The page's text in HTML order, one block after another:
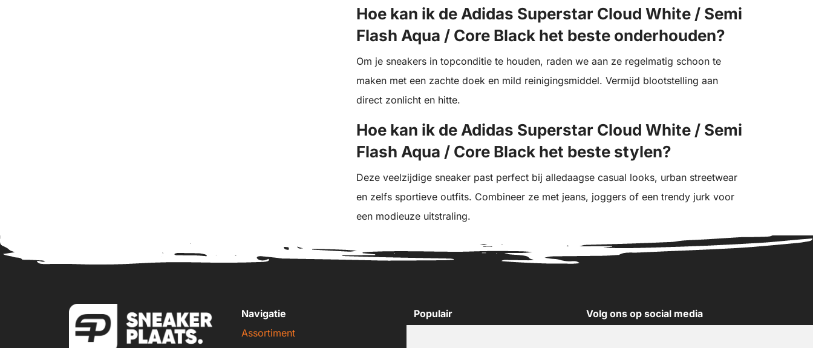
Hoe kan ik de Adidas Superstar Cloud White / Semi
Flash Aqua / Core Black het beste onderhouden?
Om je sneakers in topconditie te houden, raden we aan ze regelmatig schoon te
maken met een zachte doek en mild reinigingsmiddel. Vermijd blootstelling aan
direct zonlicht en hitte.
Hoe kan ik de Adidas Superstar Cloud White / Semi
Flash Aqua / Core Black het beste stylen?
Deze veelzijdige sneaker past perfect bij alledaagse casual looks, urban streetwear
en zelfs sportieve outfits. Combineer ze met jeans, joggers of een trendy jurk voor
een modieuze uitstraling.
Navigatie
Assortiment
Populair
Volg ons op social media